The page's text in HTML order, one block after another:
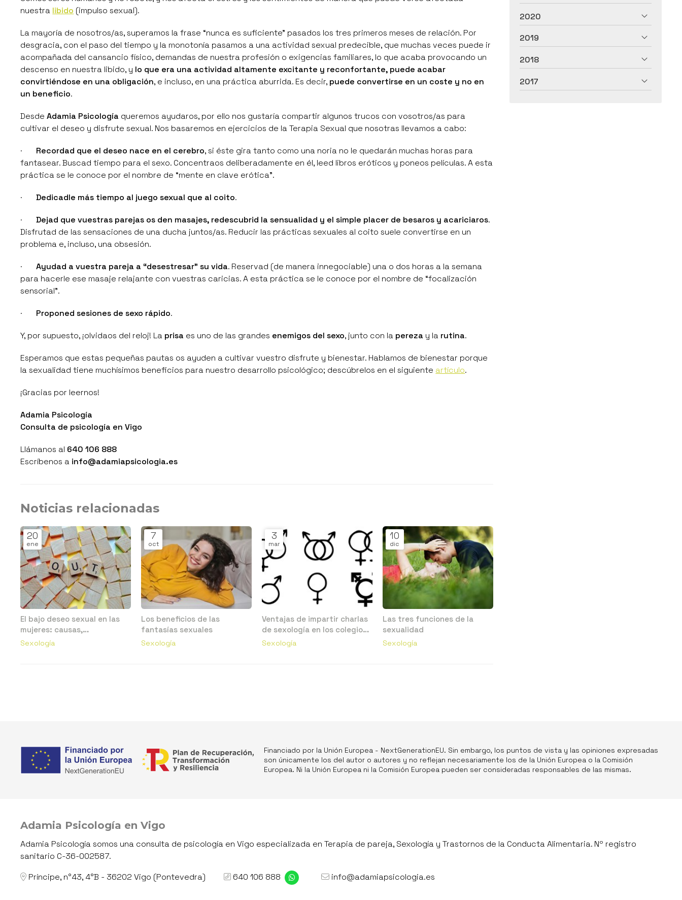
nuestra libido (impulso sexual).
La mayoría de nosotros/as, superamos la frase “nunca es suficiente” pasados los tres primeros meses de relación. Por
desgracia, con el paso del tiempo y la monotonía pasamos a una actividad sexual predecible, que muchas veces puede ir
acompañada del cansancio físico, demandas de nuestra profesión o exigencias familiares, lo que acaba provocando un
descenso en nuestra libido, y lo que era una actividad altamente excitante y reconfortante, puede acabar
convirtiéndose en una obligación, e incluso, en una práctica aburrida. Es decir, puede convertirse en un coste y no en
un beneficio.
DesdeAdamia Psicología queremos ayudaros, por ello nos gustaría compartir algunos trucos con vosotros/as para
cultivar el deseo y disfrute sexual. Nos basaremos en ejercicios de laTerapia Sexual que nosotras llevamos a cabo:
· Recordad que el deseo nace en el cerebro, si éste gira tanto como una noria no le quedarán muchas horas para
fantasear. Buscad tiempo para el sexo. Concentraos deliberadamente en él, leed libros eróticos y poneos películas. A esta
práctica se le conoce por el nombre de “mente en clave erótica”.
· Dedicadle más tiempo al juego sexual que al coito.
·Dejad que vuestras parejas os den masajes, redescubrid la sensualidad y el simple placer de besaros y acariciaros.
Disfrutad de las sensaciones de una ducha juntos/as. Reducir las prácticas sexuales al coito suele convertirse en un
problema e, incluso, una obsesión.
·Ayudad a vuestra pareja a “desestresar” su vida. Reservad (de manera innegociable) una o dos horas a la semana
para hacerle ese masaje relajante con vuestras caricias. A esta práctica se le conoce por el nombre de “focalización
sensorial”.
· Proponed sesiones de sexo rápido.
Y, por supuesto, ¡olvidaos del reloj! La prisa es uno de las grandes enemigos del sexo, junto con la pereza y la rutina.
Esperamos que estas pequeñas pautas os ayuden a cultivar vuestro disfrute y bienestar. Hablamos de bienestar porque
la sexualidad tiene muchísimos beneficios para nuestro desarrollo psicológico; descúbrelos en el siguiente artículo.
¡Gracias por leernos!
Adamia Psicología
Consulta de psicología en Vigo
Llámanos al 640 106 888
Escríbenos a info@adamiapsicologia.es
Noticias relacionadas
20
ene
El bajo deseo sexual en las
mujeres: causas,
consecuencias y
Sexología
7
oct
Los beneficios de las
fantasías sexuales
Sexología
3
mar
Ventajas de impartir charlas
de sexología en los colegios
e institutos
Sexología
10
dic
Las tres funciones de la
sexualidad
Sexología
2020
2019
2018
2017
Financiado por la Unión Europea - NextGenerationEU. Sin embargo, los puntos de vista y las opiniones expresadas
son únicamente los del autor o autores y no reflejan necesariamente los de la Unión Europea o la Comisión
Europea. Ni la Unión Europea ni la Comisión Europea pueden ser consideradas responsables de las mismas.
Adamia Psicología en Vigo
Adamia Psicología somos una consulta de psicología en Vigo especializada en Terapia de pareja, Sexología y Trastornos de la Conducta Alimentaria. Nº registro
sanitario C-36-002587.
Príncipe, n°43, 4°B - 36202 Vigo (Pontevedra)
640 106 888 info@adamiapsicologia.es